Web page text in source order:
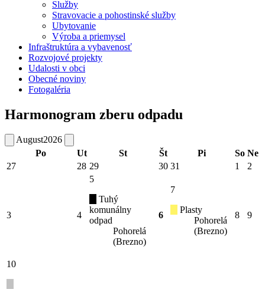
Služby
Stravovacie a pohostinské služby
Ubytovanie
Výroba a priemysel
Infraštruktúra a vybavenosť
Rozvojové projekty
Udalosti v obci
Obecné noviny
Fotogaléria
Harmonogram zberu odpadu
August2026
Po
Ut St Št Pi So Ne
27
28 29 30 31 1 2
3 4
5
Tuhý
komunálny
odpad
Pohorelá
(Brezno)
6
7
Plasty
Pohorelá
(Brezno)
8 9
10